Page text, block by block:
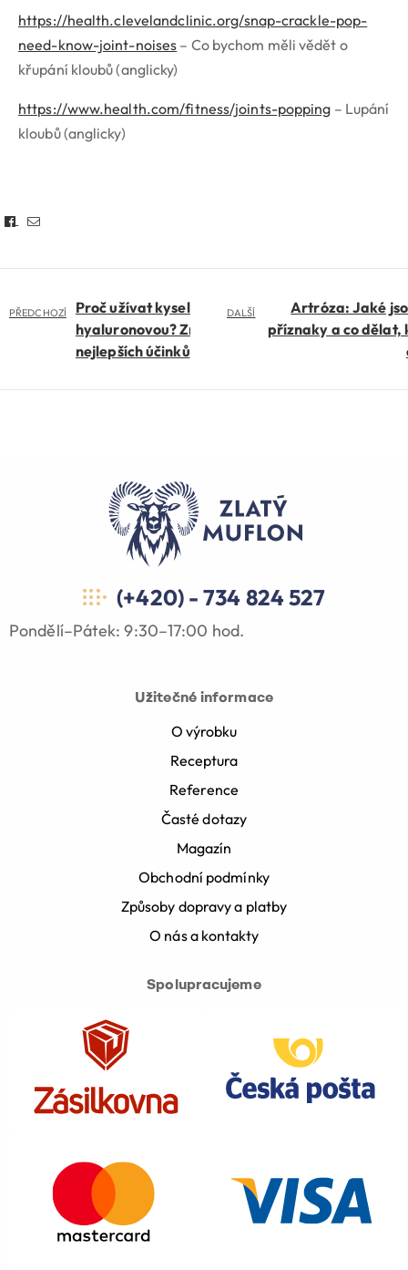
https://health.clevelandclinic.org/snap-crackle-pop-
need-know-joint-noises – Co bychom měli vědět o
křupání kloubů (anglicky)
https://www.health.com/fitness/joints-popping – Lupání
kloubů (anglicky)
Facebook
Email
PŘEDCHOZÍ
Proč užívat kyselinu
hyaluronovou? Známe 6
nejlepších účinků
DALŠÍ
Artróza: Jaké
příznaky a co dělat,
(+420) - 734 824 527
Pondělí–Pátek: 9:30–17:00 hod.
Užitečné informace
O výrobku
Receptura
Reference
Časté dotazy
Magazín
Obchodní podmínky
Způsoby dopravy a platby
O nás a kontakty
Spolupracujeme